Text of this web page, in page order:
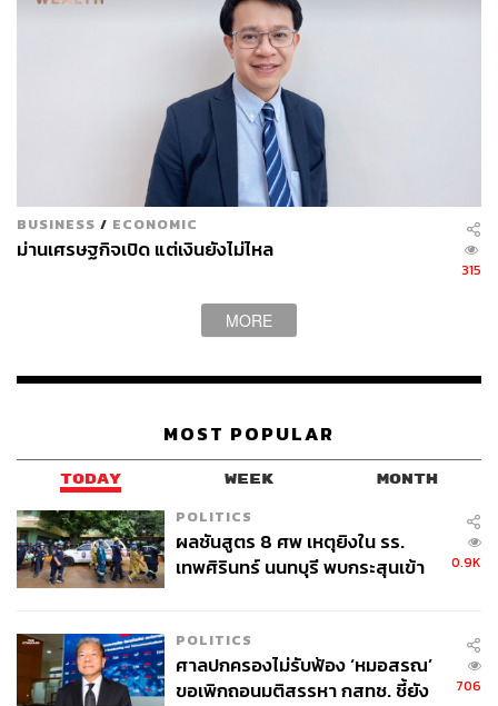
BUSINESS / ECONOMIC
ม่านเศรษฐกิจเปิด แต่เงินยังไม่ไหล
315
MORE
MOST POPULAR
TODAY WEEK MONTH
POLITICS
ผลชันสูตร 8 ศพ เหตุยิงใน รร.
เทพศิรินทร์ นนทบุรี พบกระสุนเข้า
0.9K
POLITICS
ศาลปกครองไม่รับฟ้อง ‘หมอสรณ’
ขอเพิกถอนมติสรรหา กสทช. ชี้ยัง
706